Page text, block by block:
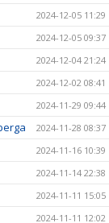
2024-12-05 11:29
2024-12-05 09:37
2024-12-04 21:24
2024-12-02 08:41
2024-11-29 09:44
2024-11-28 08:37
2024-11-16 10:39
2024-11-14 22:38
2024-11-11 15:05
2024-11-11 12:02